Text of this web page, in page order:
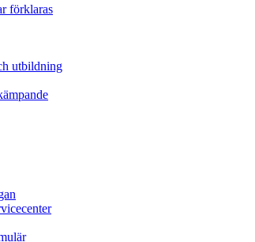
förklaras
utbildning